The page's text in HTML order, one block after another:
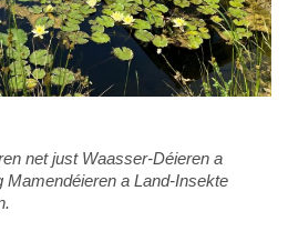
net just Waasser-Déieren a
Mamendéieren a Land-Insekte